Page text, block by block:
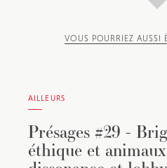
VOUS POURRIEZ AUSSI
AILLEURS
Présages #29 -
éthique et